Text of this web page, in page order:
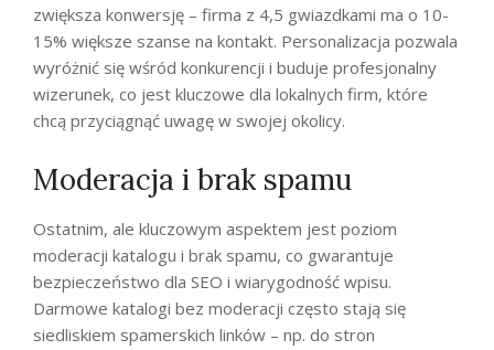
zwiększa konwersję – firma z 4,5 gwiazdkami ma o 10-
15% większe szanse na kontakt. Personalizacja pozwala
wyróżnić się wśród konkurencji i buduje profesjonalny
wizerunek, co jest kluczowe dla lokalnych firm, które
chcą przyciągnąć uwagę w swojej okolicy.
Moderacja i brak spamu
Ostatnim, ale kluczowym aspektem jest poziom
moderacji katalogu i brak spamu, co gwarantuje
bezpieczeństwo dla SEO i wiarygodność wpisu.
Darmowe katalogi bez moderacji często stają się
siedliskiem spamerskich linków – np. do stron